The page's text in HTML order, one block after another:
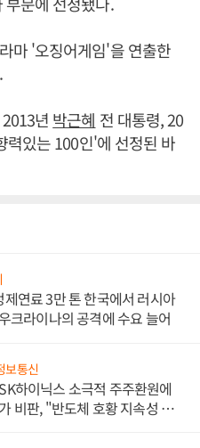
마 '오징어게임'을 연출한
년 박근혜 전 대통령, 20
력있는 100인'에 선정된 바
연료 3만 톤 한국에서 러시아
크라이나의 공격에 수요 늘어
보통신
하이닉스 소극적 주주환원에
비판, "반도체 호황 지속성 의